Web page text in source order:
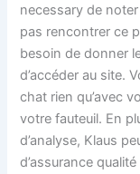
necessary de
pas rencontrer ce
besoin de donner
d’accéder au site.
chat rien qu’avec
votre fauteuil. En
d’analyse, Klaus
d’assurance